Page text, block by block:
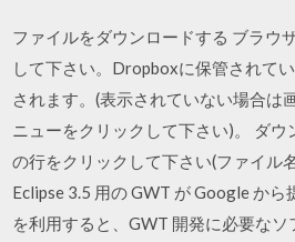
ファイルをダウンロードする ブラウ
して下さい。Dropboxに保管されて
されます。(表示されていない場合は
ニューをクリックして下さい)。 ダ
の行をクリックして下さい(ファイル
Eclipse 3.5 用の GWT が Google から
を利用すると、GWT 開発に必要な